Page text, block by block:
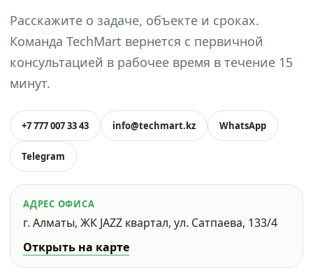
Расскажите о задаче, объекте и сроках.
Команда TechMart вернется с первичной
консультацией в рабочее время в течение 15
минут.
+7 777 007 33 43 info@techmart.kz WhatsApp
Telegram
АДРЕС ОФИСА
г. Алматы, ЖК JAZZ квартал, ул. Сатпаева, 133/4
Открыть на карте